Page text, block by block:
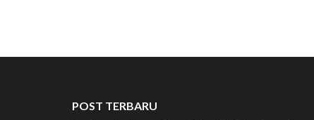
POST TERBARU